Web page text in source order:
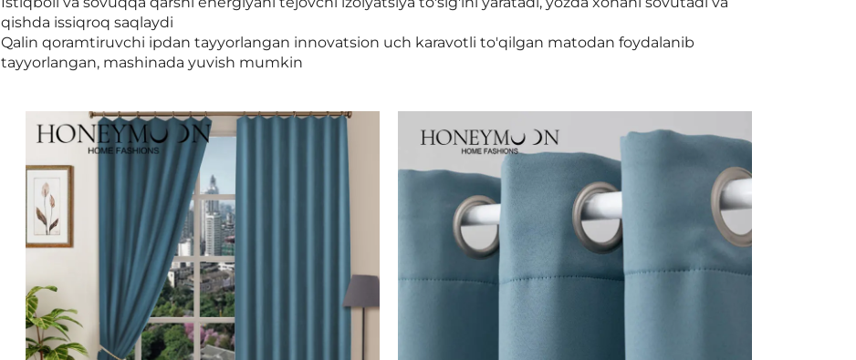
qishda issiqroq saqlaydi
Qalin qoramtiruvchi ipdan tayyorlangan innovatsion uch karavotli to'qilgan matodan foydalanib
tayyorlangan, mashinada yuvish mumkin